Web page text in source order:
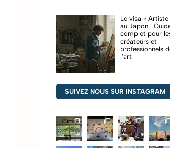
Le visa « Artiste
au Japon :
complet pour
créateurs et
professionnels
l’art
SUIVEZ NOUS SUR INSTAGRAM